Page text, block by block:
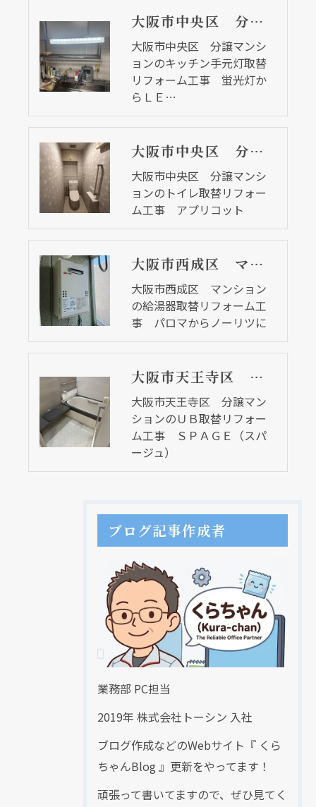
大阪市中央区 分譲マンションのキッチン手元灯取替リフォーム工事 蛍光灯からＬＥＤへ
大阪市中央区 分譲マンシ
ョンのキッチン手元灯取替
リフォーム工事 蛍光灯か
らＬＥ…
大阪市中央区 分譲マンションのトイレ取替リフォーム工事 アプリコット
大阪市中央区 分譲マンシ
ョンのトイレ取替リフォー
ム工事 アプリコット
大阪市西成区 マンションの給湯器取替リフォーム工事 パロマからノーリツに
大阪市西成区 マンション
の給湯器取替リフォーム工
事 パロマからノーリツに
大阪市天王寺区 分譲マンションのＵＢ取替リフォーム工事 ＳＰＡＧＥ（スパージュ）
大阪市天王寺区 分譲マン
ションのＵＢ取替リフォー
ム工事 ＳＰＡＧＥ（スパ
ージュ）
ブログ記事作成者
業務部 PC担当
2019年 株式会社トーシン 入社
ブログ作成などのWebサイト『 くら
ちゃんBlog 』更新をやってます！
頑張って書いてますので、ぜひ見てく